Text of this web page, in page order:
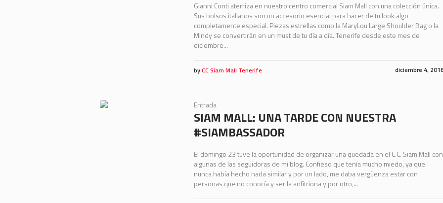
Gianni Conti aterriza en nuestro centro comercial Siam Mall con una colección única.
Sus bolsos italianos son un accesorio esencial para hacer de tu look algo
completamente especial. Piezas estrellas como la MaryLou Large Shoulder Bag o la
Mindy se convertirán en un must de tu día a día. Tenerife desde este mes de
diciembre...
diciembre 4,
byCC Siam Mall Tenerife
Entrada
SIAM MALL: UNA TARDE CON NUESTRA
#SIAMBASSADOR
El domingo 23 tuve la oportunidad de organizar una quedada en el C.C. Siam Mall con
algunas de las seguidoras de mi blog. Confieso que tenía mucho miedo, ya que
nunca había hecho nada similar y por un lado, me daba vergüenza estar con
personas que no conocía y ser la anfitriona y por otro,...